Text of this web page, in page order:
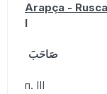
Arapça -
I
صَاحَبَ
п. III